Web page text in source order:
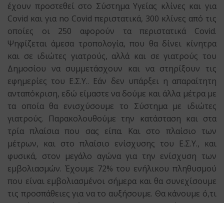
έχουν προστεθεί στο Σύστημα Υγείας κλίνες και για
Covid και για no Covid περιστατικά, 300 κλίνες από τις
οποίες οι 250 αφορούν τα περιστατικά Covid.
Ψηφίζεται άμεσα τροπολογία, που θα δίνει κίνητρα
και σε ιδιώτες γιατρούς, αλλά και σε γιατρούς του
Δημοσίου να συμμετάσχουν και να στηρίξουν τις
εφημερίες του Ε.Σ.Υ.. Εάν δεν υπάρξει η απαραίτητη
ανταπόκριση, εδώ είμαστε να δούμε και άλλα μέτρα με
τα οποία θα ενισχύσουμε το Σύστημα με ιδιώτες
γιατρούς. Παρακολουθούμε την κατάσταση και στα
τρία πλαίσια που σας είπα. Και στο πλαίσιο των
μέτρων, και στο πλαίσιο ενίσχυσης του Ε.Σ.Υ., και
φυσικά, στον μεγάλο αγώνα για την ενίσχυση των
εμβολιασμών. Έχουμε 72% του ενήλικου πληθυσμού
που είναι εμβολιασμένοι σήμερα και θα συνεχίσουμε
τις προσπάθειες για να το αυξήσουμε. Θα κάνουμε ό,τι